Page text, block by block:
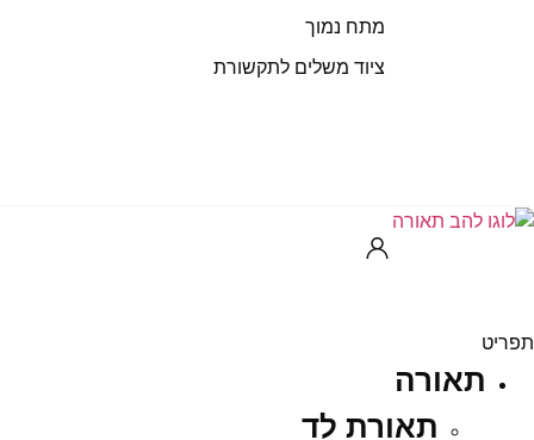
מתח נמוך
ציוד משלים לתקשורת
תפריט
תאורה
תאורת לד